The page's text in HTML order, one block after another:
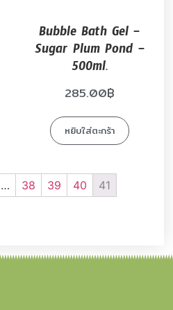
Bubble Bath Gel –
Sugar Plum Pond –
500ml.
285.00฿
หยิบใส่ตะกร้า
… 38 39 40 41